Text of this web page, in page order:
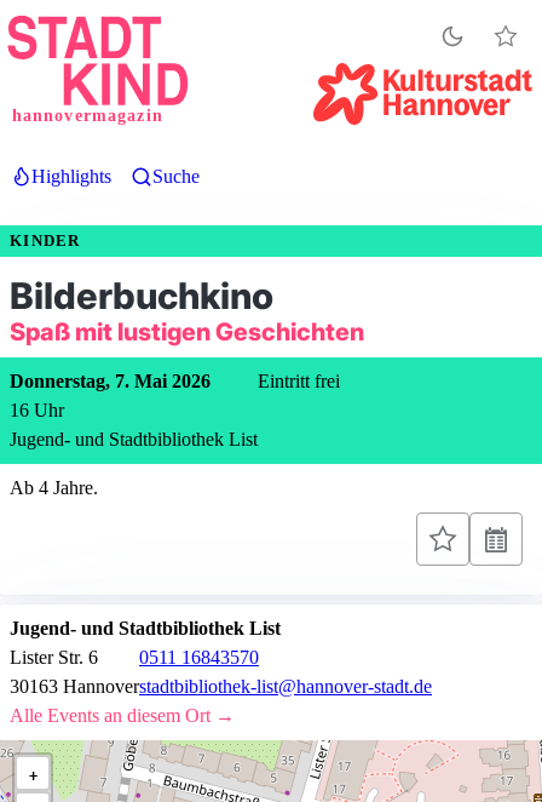
Direkt
zum
hannovermagazin
Highlights Suche
KINDER
Bilderbuchkino
Spaß mit lustigen Geschichten
Donnerstag, 7. Mai 2026
16 Uhr
Jugend- und Stadtbibliothek List
Eintritt frei
Ab 4 Jahre.
Jugend- und Stadtbibliothek List
Lister Str. 6
30163 Hannover
0511 16843570
stadtbibliothek-list@hannover-stadt.de
Alle Events an diesem Ort →
+